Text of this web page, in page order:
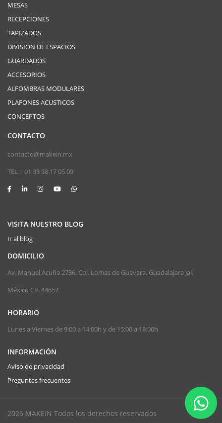
MESAS
RECEPCIONES
TAPIZADOS
DIVISION DE ESPACIOS
GUARDADOS
ACCESORIOS
ALFOMBRAS MODULARES
PLAFONES ACUSTICOS
CONCEPTOS
CONTACTO
contacto@makein.mx
TEL | 01 33 38 17 05 09
VISITA NUESTRO BLOG
Ir al blog
DOMICILIO
Av. Manuel Acuña 2736, Col. Lomas de Guevara, Guadalajara Jal.
México CP. 44657
HORARIO
Lunes a Viernes de 9:00 a 14:00h y de 15:00 a 18:00h
INFORMACIÓN
Aviso de privacidad
Preguntas frecuentes
2026 MAKEIN Todos los derechos reservados